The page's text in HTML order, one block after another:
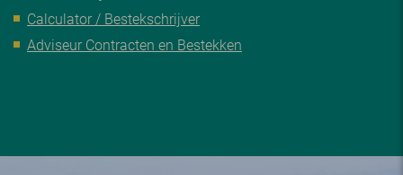
Calculator / Bestekschrijver
Adviseur Contracten en Bestekken